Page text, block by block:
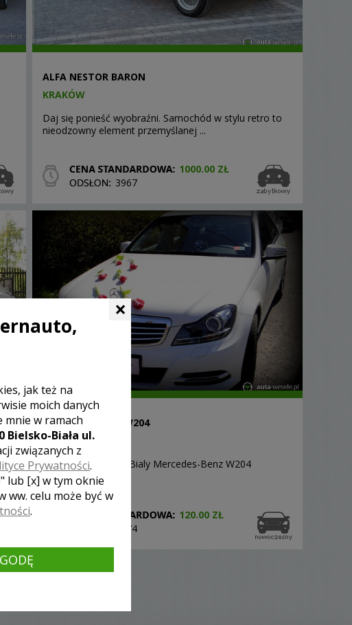
ALFA NESTOR BARON
KRAKÓW
Daj się ponieść wyobraźni. Samochód w stylu retro to
nieodzowny element przemyślanej ...
1000.00 ZŁ
3967
MERCEDES BENZ W204
NOWY SĄCZ
Nowy, Luksusowy, Bialy Mercedes-Benz W204
120.00 ZŁ
4474
×
jak też na
moich danych
mnie w ramach
Bielsko-Biała ul.
związanych z
Prywatności.
lub [x] w tym oknie
ww. celu może być w
.